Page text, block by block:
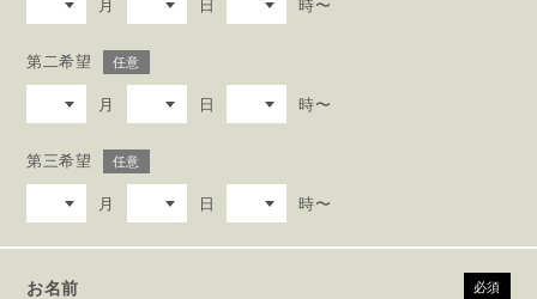
月 日 時〜
第二希望 任意
月 日 時〜
第三希望 任意
月 日 時〜
お名前 必須